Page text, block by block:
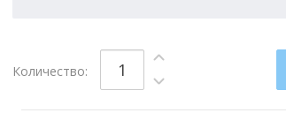
Количество: